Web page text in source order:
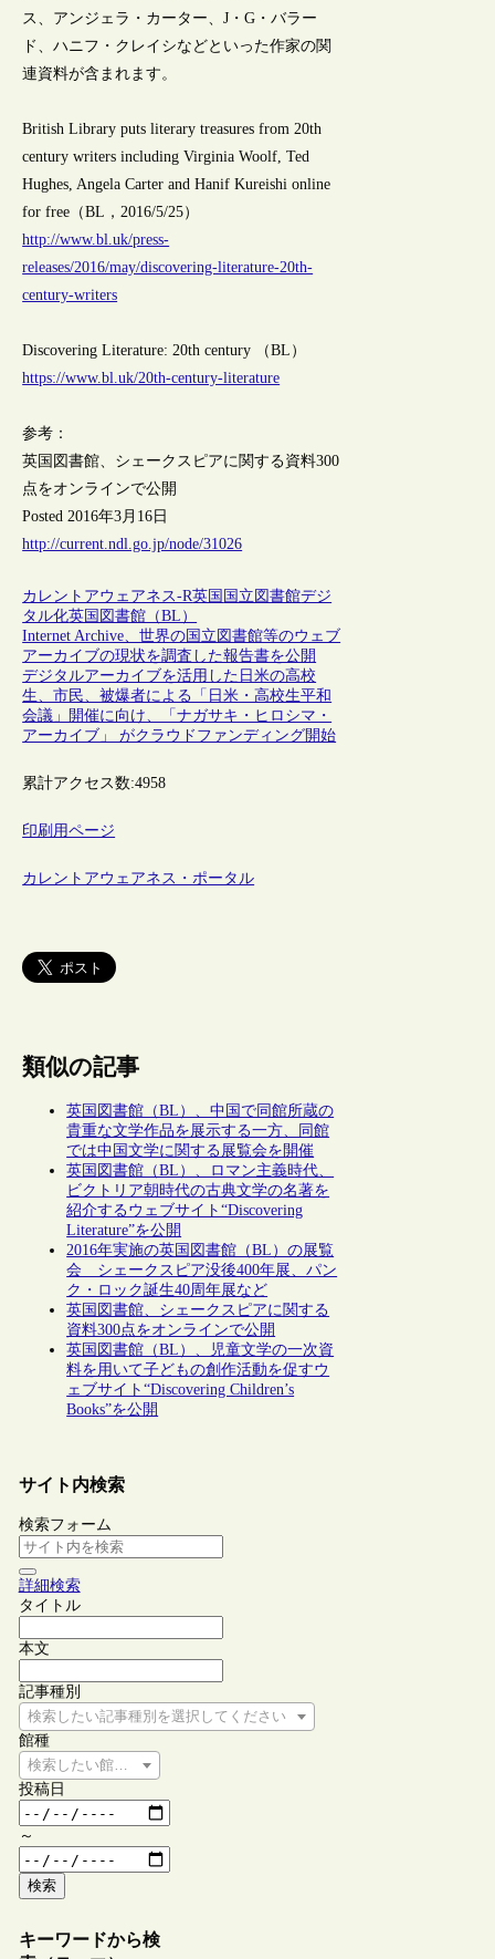
ス、アンジェラ・カーター、J・G・バラー
ド、ハニフ・クレイシなどといった作家の関
連資料が含まれます。
British Library puts literary treasures from 20th
century writers including Virginia Woolf, Ted
Hughes, Angela Carter and Hanif Kureishi online
for free（BL，2016/5/25）
http://www.bl.uk/press-
releases/2016/may/discovering-literature-20th-
century-writers
Discovering Literature: 20th century （BL）
https://www.bl.uk/20th-century-literature
参考：
英国図書館、シェークスピアに関する資料300
点をオンラインで公開
Posted 2016年3月16日
http://current.ndl.go.jp/node/31026
カレントアウェアネス-R英国 国立図書館デジ
タル化英国図書館（BL）
Internet Archive、世界の国立図書館等のウェブ
アーカイブの現状を調査した報告書を公開
デジタルアーカイブを活用した日米の高校
生、市民、被爆者による「日米・高校生平和
会議」開催に向け、「ナガサキ・ヒロシマ・
アーカイブ」 がクラウドファンディング開始
累計アクセス数:4958
印刷用ページ
カレントアウェアネス・ポータル
類似の記事
英国図書館（BL）、中国で同館所蔵の
貴重な文学作品を展示する一方、同館
では中国文学に関する展覧会を開催
英国図書館（BL）、ロマン主義時代、
ビクトリア朝時代の古典文学の名著を
紹介するウェブサイト“Discovering
Literature”を公開
2016年実施の英国図書館（BL）の展覧
会 シェークスピア没後400年展、パン
ク・ロック誕生40周年展など
英国図書館、シェークスピアに関する
資料300点をオンラインで公開
英国図書館（BL）、児童文学の一次資
料を用いて子どもの創作活動を促すウ
ェブサイト“Discovering Children’s
Books”を公開
サイト内検索
検索フォーム
詳細検索
タイトル
本文
記事種別
検索したい記事種別を選択してください
館種
検索したい館種を選択してください
投稿日
～
検索
キーワードから検